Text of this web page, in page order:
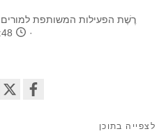
רֶשֶׁת הפעילות המשותפת למורים
לצפייה בתוכן